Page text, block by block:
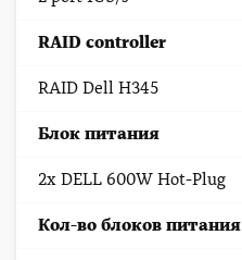
RAID controller
RAID Dell H345
Блок питания
2x DELL 600W Hot-Plug
Кол-во блоков питания